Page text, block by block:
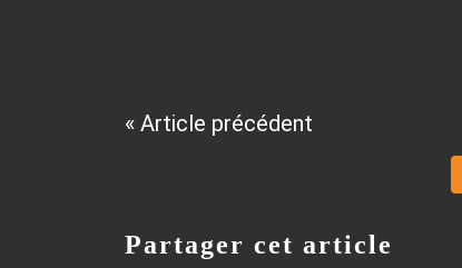
« Article précédent
Partager cet article